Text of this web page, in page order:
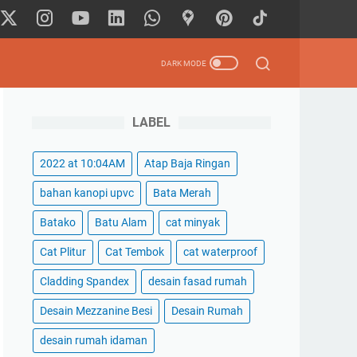
LABEL
2022 at 10:04AM Atap Baja Ringan
bahan kanopi upvc Bata Merah
Batako Batu Alam cat minyak
Cat Plitur Cat Tembok cat waterproof
Cladding Spandex desain fasad rumah
Desain Mezzanine Besi Desain Rumah
desain rumah idaman